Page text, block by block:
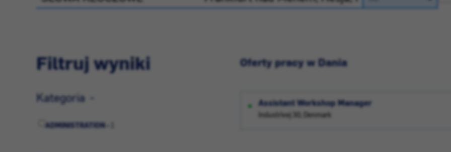
Filtruj wyniki
Kategoria
ADMINISTRATION -
Oferty pracy w Dania
Assistant Workshop Manager
Industrivej 30, Denmark